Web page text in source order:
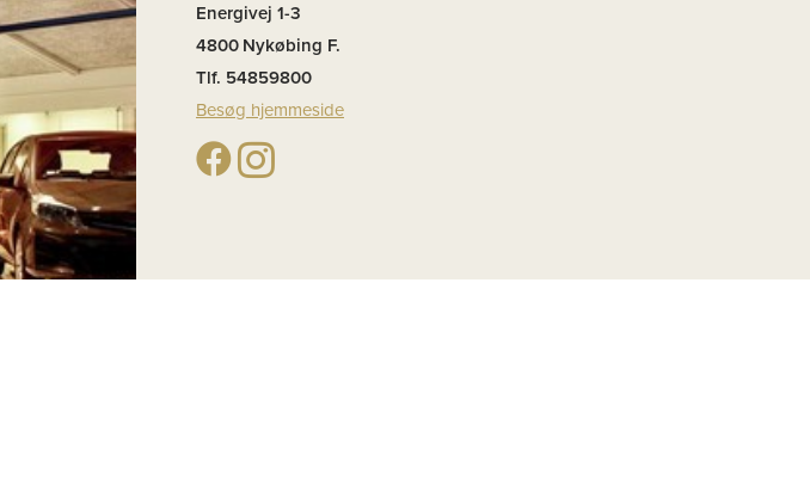
Energivej 1-3
4800 Nykøbing F.
Tlf. 54859800
Besøg hjemmeside